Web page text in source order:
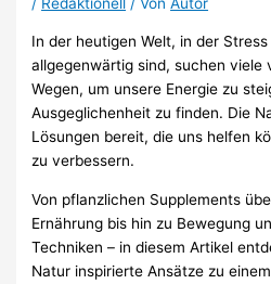
In der heutigen Welt, in der
allgegenwärtig sind, suchen viele
Wegen, um unsere Energie zu
Ausgeglichenheit zu finden. Die
Lösungen bereit, die uns helfen
zu verbessern.
Von pflanzlichen Supplements
Ernährung bis hin zu Bewegung
Techniken – in diesem Artikel
Natur inspirierte Ansätze zu